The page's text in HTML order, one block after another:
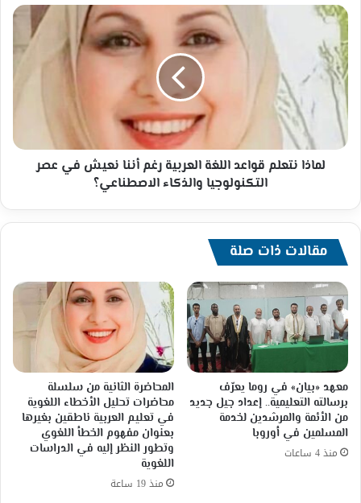
والاستدامة
الأربعاء
لماذا
نتعلم
قواعد
اللغة
العربية
رغم
أننا
نعيش
في
الاصطناعي؟
لماذا نتعلم قواعد اللغة العربية رغم أننا نعيش في عصر
التكنولوجيا والذكاء الاصطناعي؟
مقالات ذات صلة
معهد «بيان» في روما يعرّف
برسالته التعليمية.. إعداد جيل جديد
من الأئمة والمرشدين لخدمة
المسلمين في أوروبا
منذ 4 ساعات
المحاضرة الثانية من سلسلة
محاضرات تحليل الأخطاء اللغوية
في تعليم العربية ناطقين بغيرها
بعنوان مفهوم الخطأ اللغوي
وتطور النظر إليه في الدراسات
اللغوية
منذ 19 ساعة